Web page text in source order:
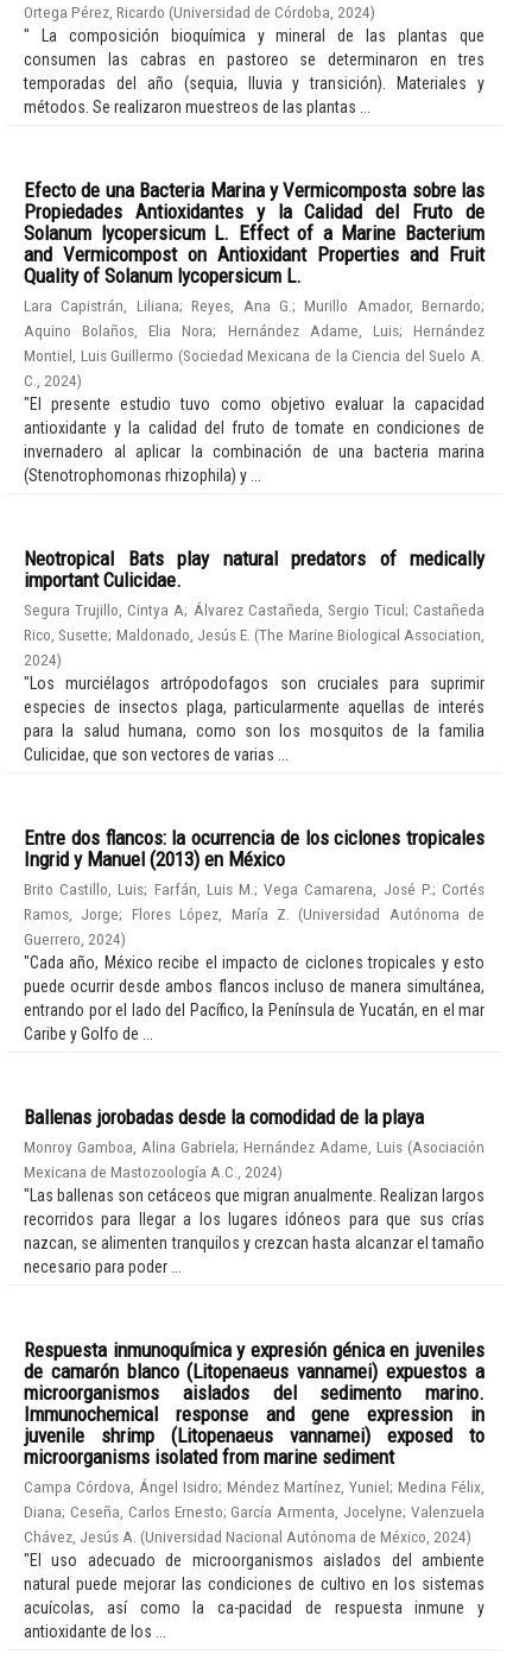
Ortega Pérez, Ricardo (Universidad de Córdoba 2024)
" La composición bioquímica y mineral de las plantas que
consumen las cabras en pastoreo se determinaron en tres
temporadas del año (sequia, lluvia y transición). Materiales y
métodos. Se realizaron muestreos de las plantas ...
Efecto de una Bacteria Marina y Vermicomposta sobre las
Propiedades Antioxidantes y la Calidad del Fruto de
Solanum lycopersicum L. Effect of a Marine Bacterium
and Vermicompost on Antioxidant Properties and Fruit
Quality of Solanum lycopersicum L.
Lara Capistrán, Liliana;Reyes, Ana G. ;Murillo Amador, Bernardo;
Aquino Bolaños, Elia Nora; Hernández Adame, Luis;Hernández
Montiel, Luis Guillermo (Sociedad Mexicana de la Ciencia del Suelo A.
C.
2024)
"El presente estudio tuvo como objetivo evaluar la capacidad
antioxidante y la calidad del fruto de tomate en condiciones de
invernadero al aplicar la combinación de una bacteria marina
(Stenotrophomonas rhizophila) y ...
Neotropical Bats play natural predators of medically
important Culicidae.
Segura Trujillo, Cintya A; Álvarez Castañeda, Sergio Ticul; Castañeda
Rico, Susette; Maldonado, Jesús E. (The Marine Biological Association
2024)
"Los murciélagos artrópodofagos son cruciales para suprimir
especies de insectos plaga, particularmente aquellas de interés
para la salud humana, como son los mosquitos de la familia
Culicidae, que son vectores de varias ...
Entre dos flancos: la ocurrencia de los ciclones tropicales
Ingrid y Manuel (2013) en México
Brito Castillo, Luis; Farfán, Luis M.;Vega Camarena, José P.;Cortés
Ramos, Jorge; Flores López, María Z. (Universidad Autónoma de
Guerrero 2024)
"Cada año, México recibe el impacto de ciclones tropicales y esto
puede ocurrir desde ambos flancos incluso de manera simultánea,
entrando por el lado del Pacífico, la Península de Yucatán, en el mar
Caribe y Golfo de ...
Ballenas jorobadas desde la comodidad de la playa
Monroy Gamboa, Alina Gabriela; Hernández Adame, Luis (Asociación
Mexicana de Mastozoología A.C.
2024)
"Las ballenas son cetáceos que migran anualmente. Realizan largos
recorridos para llegar a los lugares idóneos para que sus crías
nazcan, se alimenten tranquilos y crezcan hasta alcanzar el tamaño
necesario para poder ...
Respuesta inmunoquímica y expresión génica en juveniles
de camarón blanco (Litopenaeus vannamei) expuestos a
microorganismos aislados del sedimento marino.
Immunochemical response and gene expression in
juvenile shrimp (Litopenaeus vannamei) exposed to
microorganisms isolated from marine sediment
Campa Córdova, Ángel Isidro; Méndez Martínez, Yuniel; Medina Félix,
Diana; Ceseña, Carlos Ernesto;García Armenta, Jocelyne;Valenzuela
Chávez, Jesús A. (Universidad Nacional Autónoma de México 2024)
"El uso adecuado de microorganismos aislados del ambiente
natural puede mejorar las condiciones de cultivo en los sistemas
acuícolas, así como la ca-pacidad de respuesta inmune y
antioxidante de los ...